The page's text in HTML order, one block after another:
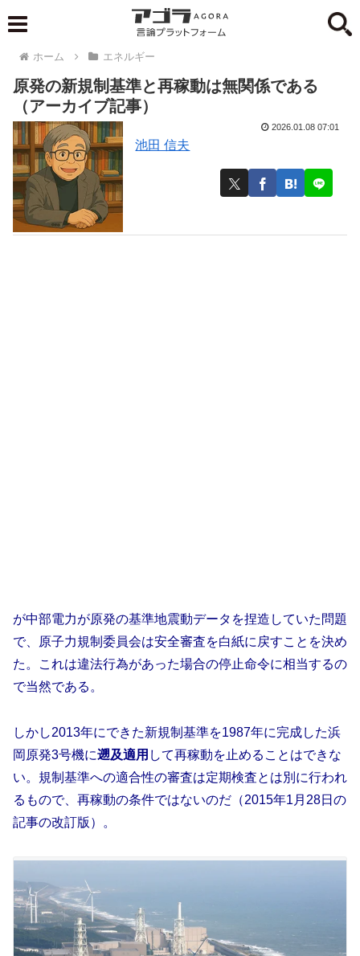
ホーム エネルギー
原発の新規制基準と再稼動は無関係である
（アーカイブ記事）
池田 信夫
2026.01.08 07:01
が中部電力が原発の基準地震動データを捏造していた問題
で、原子力規制委員会は安全審査を白紙に戻すことを決め
た。これは違法行為があった場合の停止命令に相当するの
で当然である。
しかし2013年にできた新規制基準を1987年に完成した浜
岡原発3号機に遡及適用 して再稼動を止めることはできな
い。規制基準への適合性の審査は定期検査とは別に行われ
るもので、再稼動の条件ではないのだ （2015年1月28日の
記事の改訂版）。